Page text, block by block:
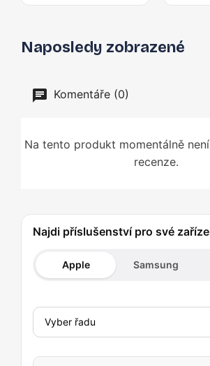
Naposledy zobrazené
Komentáře (0)
Na tento produkt momentálně
recenze.
Najdi příslušenství pro své
Apple Samsung